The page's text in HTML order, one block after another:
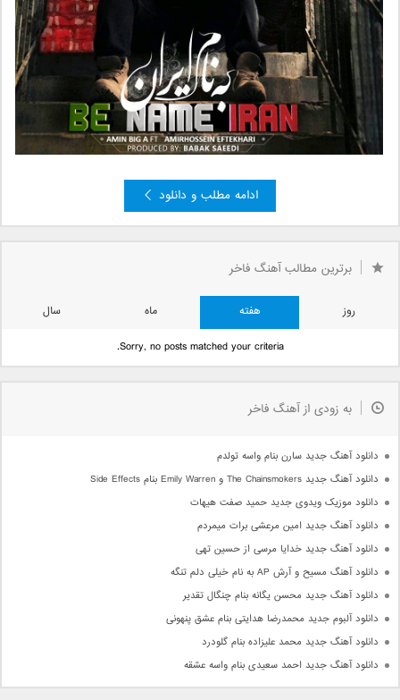
ادامه مطلب و دانلود
برترین مطالب آهنگ فاخر
روز هفته ماه
سال
Sorry, no posts matched your criteria.
به زودی از آهنگ فاخر
دانلود آهنگ جدید سارن بنام واسه تولدم
دانلود آهنگ جدید The Chainsmokers و Emily Warren بنام Side Effects
دانلود موزیک ویدوی جدید حمید صفت هیهات
دانلود آهنگ جدید امین مرعشی برات میمردم
دانلود آهنگ جدید خدایا مرسی از حسین تهی
دانلود آهنگ مسیح و آرش AP به نام خیلی دلم تنگه
دانلود آهنگ جدید محسن یگانه بنام چنگال تقدیر
دانلود آلبوم جدید محمدرضا هدایتی بنام عشق پنهونی
دانلود آهنگ جدید محمد علیزاده بنام گلودرد
دانلود آهنگ جدید احمد سعیدی بنام واسه عشقه